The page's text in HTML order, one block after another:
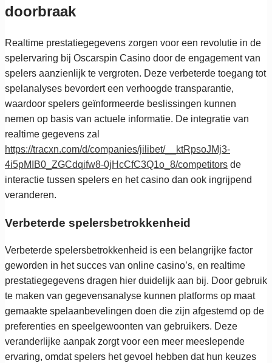
doorbraak
Realtime prestatiegegevens zorgen voor een revolutie in de
spelervaring bij Oscarspin Casino door de engagement van
spelers aanzienlijk te vergroten. Deze verbeterde toegang tot
spelanalyses bevordert een verhoogde transparantie,
waardoor spelers geïnformeerde beslissingen kunnen
nemen op basis van actuele informatie. De integratie van
realtime gegevens zal
https://tracxn.com/d/companies/jilibet/__ktRpsoJMj3-
4i5pMIB0_ZGCdqifw8-0jHcCfC3Q1o_8/competitors de
interactie tussen spelers en het casino dan ook ingrijpend
veranderen.
Verbeterde spelersbetrokkenheid
Verbeterde spelersbetrokkenheid is een belangrijke factor
geworden in het succes van online casino’s, en realtime
prestatiegegevens dragen hier duidelijk aan bij. Door gebruik
te maken van gegevensanalyse kunnen platforms op maat
gemaakte spelaanbevelingen doen die zijn afgestemd op de
preferenties en speelgewoonten van gebruikers. Deze
veranderlijke aanpak zorgt voor een meer meeslepende
ervaring, omdat spelers het gevoel hebben dat hun keuzes